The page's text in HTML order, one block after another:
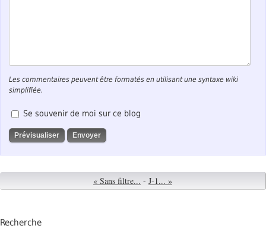
Les commentaires peuvent être formatés en utilisant une syntaxe wiki
simplifiée.
Se souvenir de moi sur ce blog
« Sans filtre... - J-1... »
Recherche